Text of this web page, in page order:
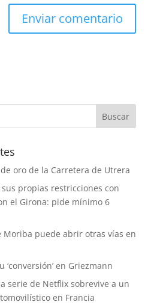
oro de la Carretera de Utrera
propias restricciones con
el Girona: pide mínimo 6
Moriba puede abrir otras vías en
‘conversión’ en Griezmann
serie de Netflix sobrevive a un
en Francia